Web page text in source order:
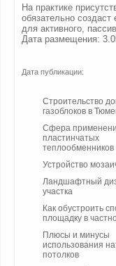
На практике
обязательно
для активного,
Дата размещения:
Дата публикации:
Строительство
газоблоков в
Сфера
пластинчатых
теплообменников
Устройство
Ландшафтный
участка
Как обустроить
площадку в
Плюсы и минусы
использования
потолков